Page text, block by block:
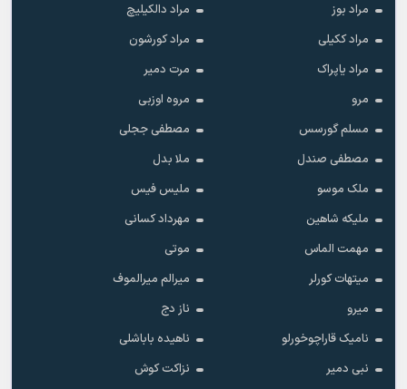
مراد بوز
مراد دالکیلیچ
مراد ککیلی
مراد کورشون
مراد یاپراک
مرت دمیر
مرو
مروه اوزبی
مسلم گورسس
مصطفی ججلی
مصطفی صندل
ملا بدل
ملک موسو
ملیس فیس
ملیکه شاهین
مهرداد کسانی
مهمت الماس
موتی
میتهات کورلر
میرالم میرالموف
میرو
ناز دج
نامیک قاراچوخورلو
ناهیده باباشلی
نبی دمیر
نزاکت کوش